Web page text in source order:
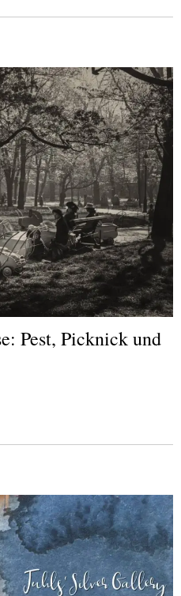
Pest, Picknick und